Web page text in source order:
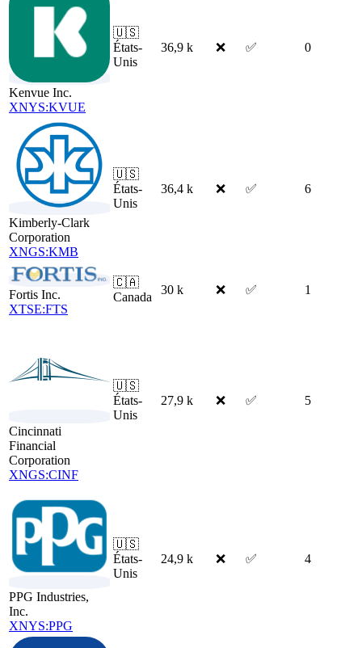
Kenvue Inc.
XNYS:KVUE
🇺🇸
États-
Unis
36,9 k ❌ ✅ 0
Kimberly-Clark
Corporation
XNGS:KMB
🇺🇸
États-
Unis
36,4 k ❌ ✅ 6
Fortis Inc.
XTSE:FTS
🇨🇦
Canada
30 k ❌ ✅ 1
Cincinnati
Financial
Corporation
XNGS:CINF
🇺🇸
États-
Unis
27,9 k ❌ ✅ 5
PPG Industries,
Inc.
XNYS:PPG
🇺🇸
États-
Unis
24,9 k ❌ ✅ 4